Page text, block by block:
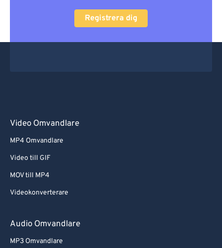
Registrera dig
Video Omvandlare
MP4 Omvandlare
Video till GIF
MOV till MP4
Videokonverterare
Audio Omvandlare
MP3 Omvandlare